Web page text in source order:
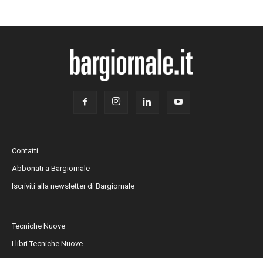
Contatti
Abbonati a Bargiornale
Iscriviti alla newsletter di Bargiornale
Tecniche Nuove
I libri Tecniche Nuove